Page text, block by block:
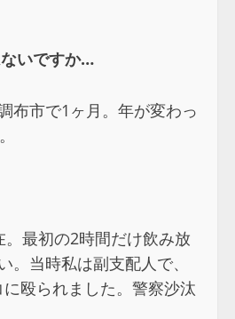
いですか…
布市で1ヶ月。年が変わっ
最初の2時間だけ飲み放
当時私は副支配人で、
殴られました。警察沙汰